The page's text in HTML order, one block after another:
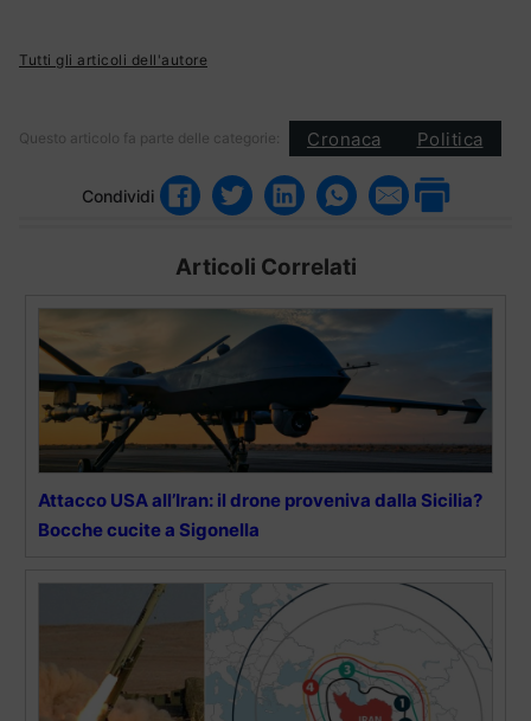
Tutti gli articoli dell'autore
Questo articolo fa parte delle categorie: Cronaca Politica
Condividi
Articoli Correlati
Attacco USA all’Iran: il drone proveniva dalla Sicilia?
Bocche cucite a Sigonella